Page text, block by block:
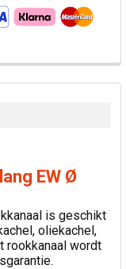
EW Ø
is geschikt
oliekachel,
rookkanaal wordt